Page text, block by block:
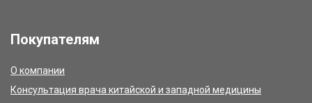
Покупателям
О компании
Консультация врача китайской и западной медицины